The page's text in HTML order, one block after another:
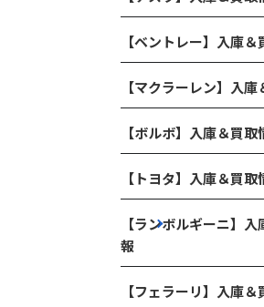
【ベントレー】入庫＆
【マクラーレン】入
【ボルボ】入庫＆買取
【トヨタ】入庫＆買取
【ランボルギーニ】
報
【フェラーリ】入庫＆